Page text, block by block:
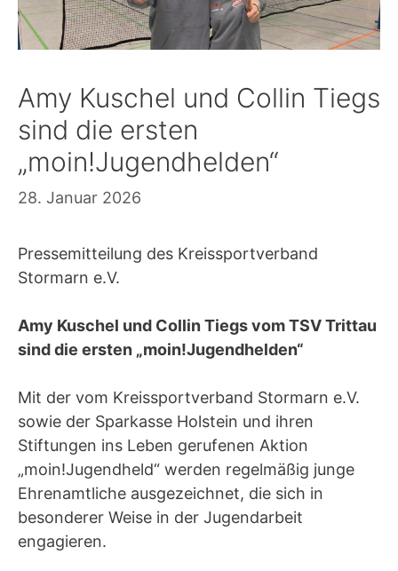
Amy Kuschel und Collin Tiegs
sind die ersten
„moin!Jugendhelden“
28. Januar 2026
Pressemitteilung des Kreissportverband
Stormarn e.V.
Amy Kuschel und Collin Tiegs vom TSV Trittau
sind die ersten „moin!Jugendhelden“
Mit der vom Kreissportverband Stormarn e.V.
sowie der Sparkasse Holstein und ihren
Stiftungen ins Leben gerufenen Aktion
„moin!Jugendheld“ werden regelmäßig junge
Ehrenamtliche ausgezeichnet, die sich in
besonderer Weise in der Jugendarbeit
engagieren.